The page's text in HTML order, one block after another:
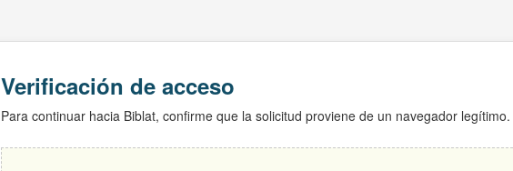
Verificación de acceso
Para continuar hacia Biblat, confirme que la solicitud proviene de un navegador legítimo.